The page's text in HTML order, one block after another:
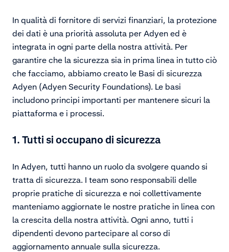
In qualità di fornitore di servizi finanziari, la protezione
dei dati è una priorità assoluta per Adyen ed è
integrata in ogni parte della nostra attività. Per
garantire che la sicurezza sia in prima linea in tutto ciò
che facciamo, abbiamo creato le Basi di sicurezza
Adyen (Adyen Security Foundations). Le basi
includono principi importanti per mantenere sicuri la
piattaforma e i processi.
1. Tutti si occupano di sicurezza
In Adyen, tutti hanno un ruolo da svolgere quando si
tratta di sicurezza. I team sono responsabili delle
proprie pratiche di sicurezza e noi collettivamente
manteniamo aggiornate le nostre pratiche in linea con
la crescita della nostra attività. Ogni anno, tutti i
dipendenti devono partecipare al corso di
aggiornamento annuale sulla sicurezza.